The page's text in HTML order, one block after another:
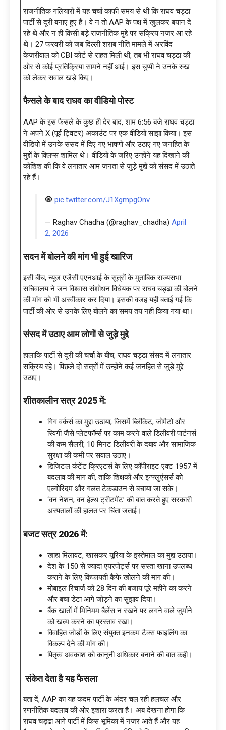
राजनीतिक गलियारों में यह चर्चा काफी समय से थी कि राघव चड्ढा
पार्टी से दूरी बनाए हुए हैं। वे न तो AAP के पक्ष में खुलकर बयान दे
रहे थे और न ही किसी बड़े राजनीतिक मुद्दे पर सक्रिय नजर आ रहे
थे। 27 फरवरी को जब दिल्ली शराब नीति मामले में अरविंद
केजरीवाल को CBI कोर्ट से राहत मिली थी, तब भी राघव चड्ढा की
ओर से कोई प्रतिक्रिया सामने नहीं आई। इस चुप्पी ने उनके रुख
को लेकर सवाल खड़े किए।
फैसले के बाद राघव का वीडियो पोस्ट
AAP के इस फैसले के कुछ ही देर बाद, शाम 6:56 बजे राघव चड्ढा
ने अपने X (पूर्व ट्विटर) अकाउंट पर एक वीडियो साझा किया। इस
वीडियो में उनके संसद में दिए गए भाषणों और उठाए गए जनहित के
मुद्दों के क्लिप्स शामिल थे। वीडियो के जरिए उन्होंने यह दिखाने की
कोशिश की कि वे लगातार आम जनता से जुड़े मुद्दों को संसद में उठाते
रहे हैं।
🧿 pic.twitter.com/J1XgmpgOnv
— Raghav Chadha (@raghav_chadha) April
2, 2026
सदन में बोलने की मांग भी हुई खारिज
इसी बीच, न्यूज एजेंसी एएनआई के सूत्रों के मुताबिक राज्यसभा
सचिवालय ने जन विश्वास संशोधन विधेयक पर राघव चड्ढा की बोलने
की मांग को भी अस्वीकार कर दिया। इसकी वजह यही बताई गई कि
पार्टी की ओर से उनके लिए बोलने का समय तय नहीं किया गया था।
संसद में उठाए आम लोगों से जुड़े मुद्दे
हालांकि पार्टी से दूरी की चर्चा के बीच, राघव चड्ढा संसद में लगातार
सक्रिय रहे। पिछले दो सत्रों में उन्होंने कई जनहित से जुड़े मुद्दे
उठाए।
शीतकालीन सत्र 2025 में:
गिग वर्कर्स का मुद्दा उठाया, जिसमें ब्लिंकिट, जोमैटो और
स्विगी जैसे प्लेटफॉर्म्स पर काम करने वाले डिलीवरी पार्टनर्स
की कम सैलरी, 10 मिनट डिलीवरी के दबाव और सामाजिक
सुरक्षा की कमी पर सवाल उठाए।
डिजिटल कंटेंट क्रिएटर्स के लिए कॉपीराइट एक्ट 1957 में
बदलाव की मांग की, ताकि शिक्षकों और इन्फ्लुएंसर्स को
एल्गोरिदम और गलत टेकडाउन से बचाया जा सके।
‘वन नेशन, वन हेल्थ ट्रीटमेंट’ की बात करते हुए सरकारी
अस्पतालों की हालत पर चिंता जताई।
बजट सत्र 2026 में:
खाद्य मिलावट, खासकर यूरिया के इस्तेमाल का मुद्दा उठाया।
देश के 150 से ज्यादा एयरपोर्ट्स पर सस्ता खाना उपलब्ध
कराने के लिए किफायती कैफे खोलने की मांग की।
मोबाइल रिचार्ज को 28 दिन की बजाय पूरे महीने का करने
और बचा डेटा आगे जोड़ने का सुझाव दिया।
बैंक खातों में मिनिमम बैलेंस न रखने पर लगने वाले जुर्माने
को खत्म करने का प्रस्ताव रखा।
विवाहित जोड़ों के लिए संयुक्त इनकम टैक्स फाइलिंग का
विकल्प देने की मांग की।
पितृत्व अवकाश को कानूनी अधिकार बनाने की बात कही।
संकेत देता है यह फैसला
बता दें, AAP का यह कदम पार्टी के अंदर चल रही हलचल और
रणनीतिक बदलाव की ओर इशारा करता है। अब देखना होगा कि
राघव चड्ढा आगे पार्टी में किस भूमिका में नजर आते हैं और यह